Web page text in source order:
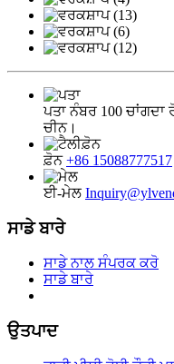
ਪਤਾ ਨੰਬਰ 100 ਚਾਂਗਦਾ
ਚੀਨ।
ਫ਼ੋਨ +86 15088777517
ਈ-ਮੇਲ
ਸਾਡੇ ਬਾਰੇ
ਸਾਡੇ ਨਾਲ ਸੰਪਰਕ ਕਰੋ
ਸਾਡੇ ਬਾਰੇ
ਉਤਪਾਦ